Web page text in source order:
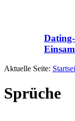
Aktuelle Seite:
Sprüche